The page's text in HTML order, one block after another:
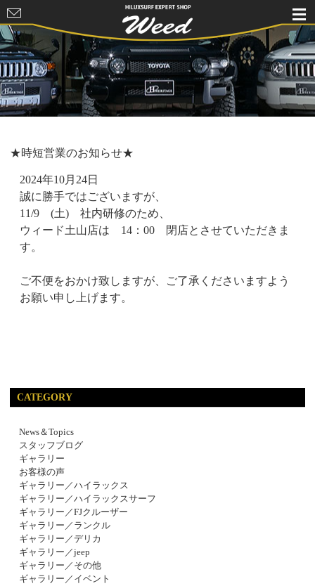
HILUXSURF
EXPERT
SHOP Weed
★時短営業のお知らせ★
2024年10月24日
誠に勝手ではございますが、
11/9 (土) 社内研修のため、
ウィード土山店は 14：00 閉店とさせていただきま
す。
ご不便をおかけ致しますが、ご了承くださいますよう
お願い申し上げます。
CATEGORY
News＆Topics
スタッフブログ
ギャラリー
お客様の声
ギャラリー／ハイラックス
ギャラリー／ハイラックスサーフ
ギャラリー／FJクルーザー
ギャラリー／ランクル
ギャラリー／デリカ
ギャラリー／jeep
ギャラリー／その他
ギャラリー／イベント